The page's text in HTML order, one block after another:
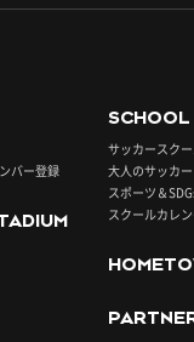
バー登録
SCHOOL
サッカースク
大人のサッカー
スポーツ＆
スクールカレ